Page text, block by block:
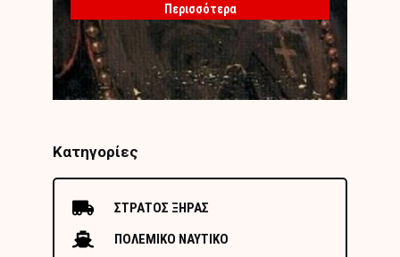
Περισσότερα
Κατηγορίες
ΣΤΡΑΤΟΣ ΞΗΡΑΣ
ΠΟΛΕΜΙΚΟ ΝΑΥΤΙΚΟ